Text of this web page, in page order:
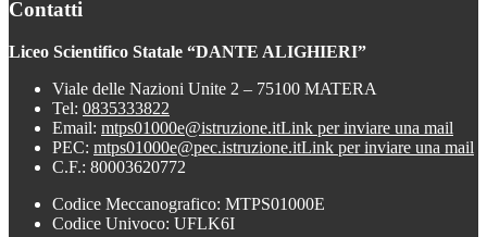
Contatti
Liceo Scientifico Statale “DANTE ALIGHIERI”
Viale delle Nazioni Unite 2 – 75100 MATERA
Tel: 0835333822
Email: mtps01000e@istruzione.itLink per inviare una mail
PEC: mtps01000e@pec.istruzione.itLink per inviare una mail
C.F.: 80003620772
Codice Meccanografico: MTPS01000E
Codice Univoco: UFLK6I